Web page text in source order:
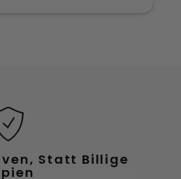
Statt Billige